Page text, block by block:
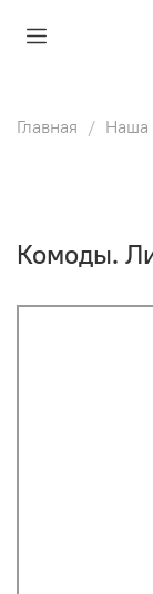
Главная Наша
Комоды.